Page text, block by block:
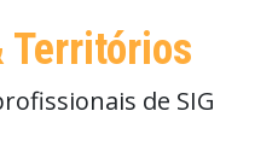
Territórios
de SIG